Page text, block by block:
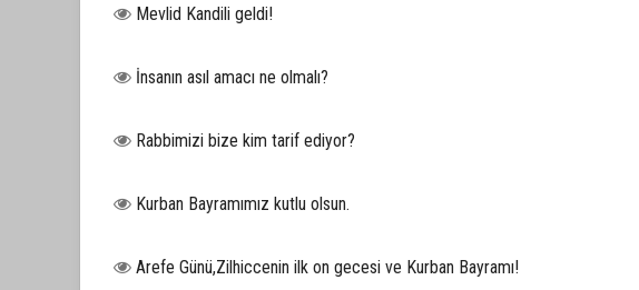
Mevlid Kandili geldi!
İnsanın asıl amacı ne olmalı?
Rabbimizi bize kim tarif ediyor?
Kurban Bayramımız kutlu olsun.
Arefe Günü,Zilhiccenin ilk on gecesi ve Kurban Bayramı!